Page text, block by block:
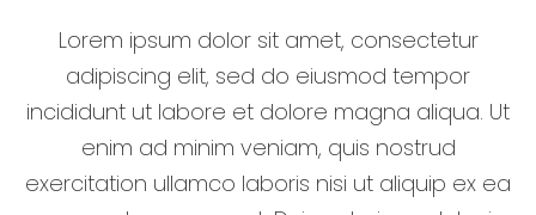
Lorem ipsum dolor sit amet, consectetur
adipiscing elit, sed do eiusmod tempor
incididunt ut labore et dolore magna aliqua. Ut
enim ad minim veniam, quis nostrud
exercitation ullamco laboris nisi ut aliquip ex ea